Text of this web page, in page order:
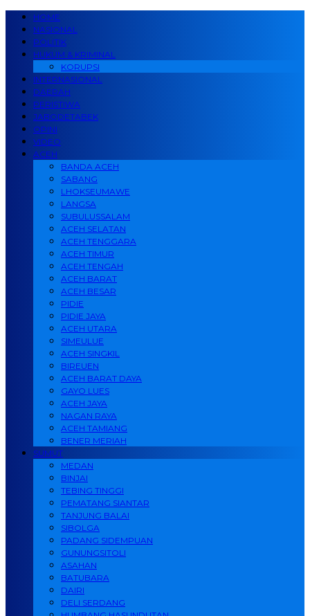
HOME
NASIONAL
POLITIK
HUKUM & KRIMINAL
KORUPSI
INTERNASIONAL
DAERAH
PERISTIWA
JABODETABEK
OPINI
VIDEO
ACEH
BANDA ACEH
SABANG
LHOKSEUMAWE
LANGSA
SUBULUSSALAM
ACEH SELATAN
ACEH TENGGARA
ACEH TIMUR
ACEH TENGAH
ACEH BARAT
ACEH BESAR
PIDIE
PIDIE JAYA
ACEH UTARA
SIMEULUE
ACEH SINGKIL
BIREUEN
ACEH BARAT DAYA
GAYO LUES
ACEH JAYA
NAGAN RAYA
ACEH TAMIANG
BENER MERIAH
SUMUT
MEDAN
BINJAI
TEBING TINGGI
PEMATANG SIANTAR
TANJUNG BALAI
SIBOLGA
PADANG SIDEMPUAN
GUNUNGSITOLI
ASAHAN
BATUBARA
DAIRI
DELI SERDANG